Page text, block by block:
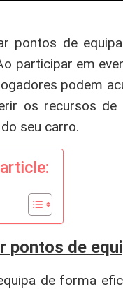
pontos de
participar em
podem
os recursos
seu carro.
pontos de
de forma